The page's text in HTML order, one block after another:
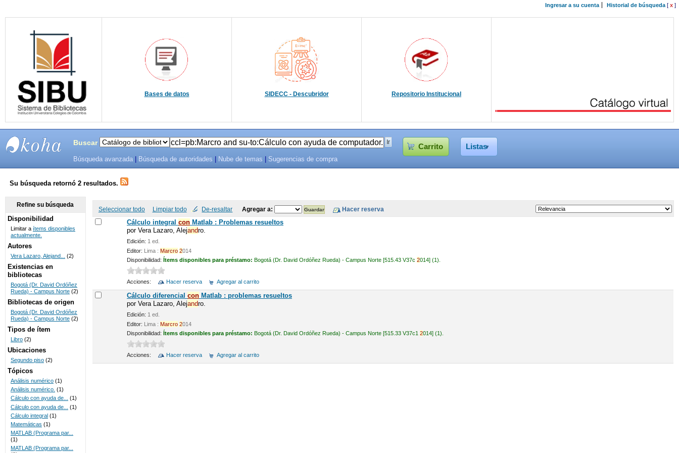
Ingresar a su cuenta Historial de búsqueda[ x ]
Bases de datos SIDECC - Descubridor Repositorio Institucional
SISTEMAS
DE
BIBLIOTECAS
UNICOC
Buscar Carrito Listas
Búsqueda avanzada Búsqueda de autoridades Nube de temas Sugerencias de compra
Su búsqueda retornó 2 resultados.
Seleccionar todo Limpiar todo De-resaltar Agregar a:
Cálculo integral conMatlab : Problemas resueltos
por Vera Lazaro, Alejandro.
Edición: 1 ed.
Editor: Lima : Marcro 2014
Disponibilidad: Ítems disponibles para préstamo: Bogotá (Dr. David Ordóñez Rueda) - Campus Norte [515.43 V37c 2014] (1).
Acciones: Hacer reserva Agregar al carrito
Cálculo diferencial conMatlab : problemas resueltos
por Vera Lazaro, Alejandro.
Edición: 1 ed.
Editor: Lima : Marcro 2014
Disponibilidad: Ítems disponibles para préstamo: Bogotá (Dr. David Ordóñez Rueda) - Campus Norte [515.33 V37c1 2014] (1).
Acciones: Hacer reserva Agregar al carrito
Refine su búsqueda
Disponibilidad
Limitar a ítems disponibles
actualmente.
Autores
Vera Lazaro, Alejand... (2)
Existencias en
bibliotecas
Bogotá (Dr. David Ordóñez
Rueda) - Campus Norte (2)
Bibliotecas de origen
Bogotá (Dr. David Ordóñez
Rueda) - Campus Norte (2)
Tipos de ítem
Libro (2)
Ubicaciones
Segundo piso (2)
Tópicos
Análisis numérico (1)
Análisis numérico. (1)
Cálculo con ayuda de... (1)
Cálculo con ayuda de...
(1)
Cálculo integral (1)
Matemáticas (1)
MATLAB (Programa par...
(1)
MATLAB (Programa par...